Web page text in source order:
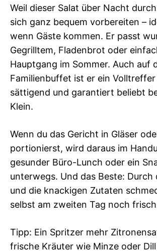
Weil dieser Salat über Nacht
sich ganz bequem vorbereiten –
wenn Gäste kommen. Er passt
Gegrilltem, Fladenbrot oder
Hauptgang im Sommer. Auch auf
Familienbuffet ist er ein
sättigend und garantiert beliebt
Klein.
Wenn du das Gericht in Gläser
portionierst, wird daraus im
gesunder Büro-Lunch oder ein
unterwegs. Und das Beste: Durch
und die knackigen Zutaten
selbst am zweiten Tag noch
Tipp: Ein Spritzer mehr
frische Kräuter wie Minze oder